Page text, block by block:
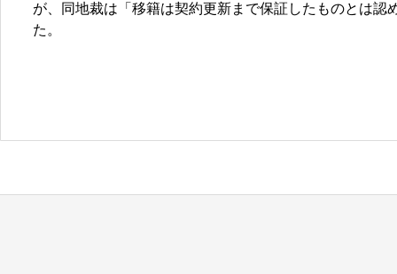
が、同地裁は「移籍は契約更新まで保証したものとは
た。